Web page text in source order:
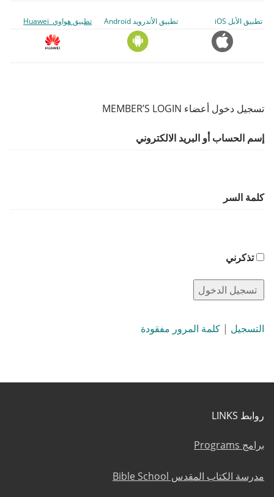
تطبيق الأبل iOS تطبيق الأندرويد Android تطبيق هواوي Huawei
تسجيل دخول أعضاء MEMBER’S LOGIN
إسم الحساب أو البريد الالكتروني
كلمة السر
تذكرني
التسجيل | كلمة المرور مفقودة
روابط LINKS
برامج Programs
مدرسة الكتاب المقدس Bible School